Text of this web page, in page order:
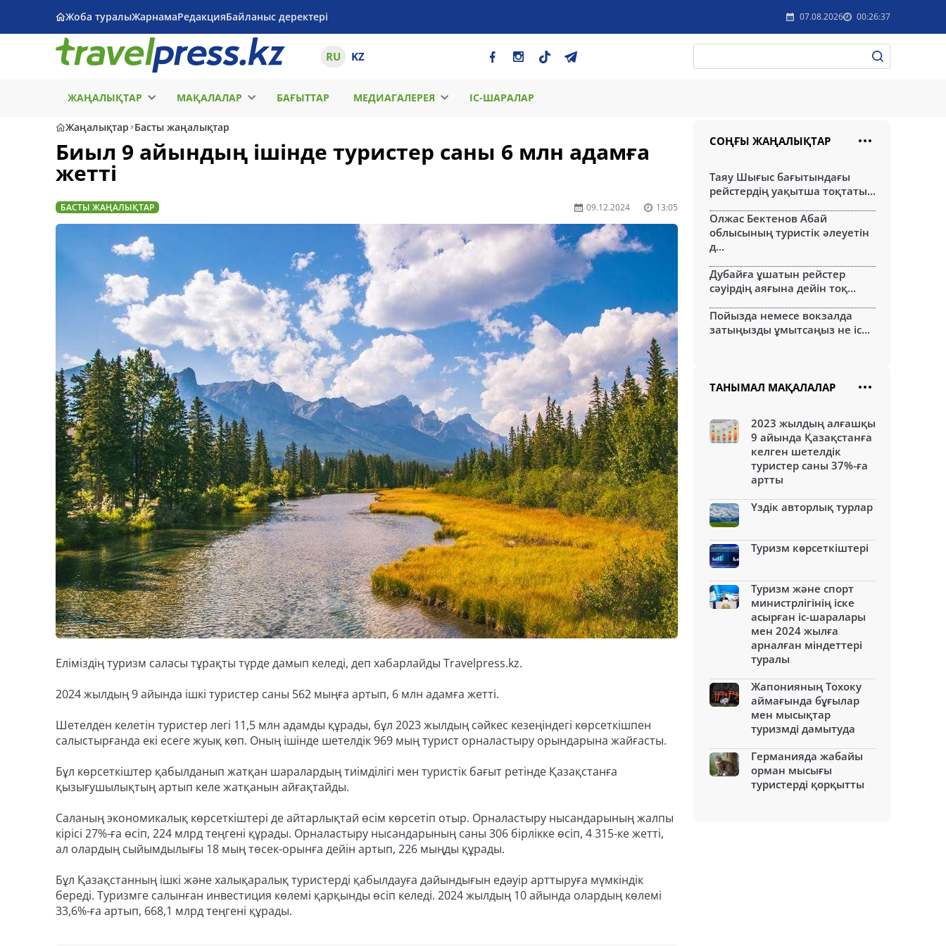
Жоба туралыЖарнамаРедакцияБайланыс деректері 07.08.2026 00:26:37
RU KZ
ЖАҢАЛЫҚТАР МАҚАЛАЛАР БАҒЫТТАР МЕДИАГАЛЕРЕЯ ІС-ШАРАЛАР
Жаңалықтар Басты жаңалықтар
Биыл 9 айындың ішінде туристер саны 6 млн адамға
жетті
БАСТЫ ЖАҢАЛЫҚТАР 09.12.2024 13:05
Еліміздің туризм саласы тұрақты түрде дамып келеді, деп хабарлайды Travelpress.kz.
2024 жылдың 9 айында ішкі туристер саны 562 мыңға артып, 6 млн адамға жетті.
Шетелден келетін туристер легі 11,5 млн адамды құрады, бұл 2023 жылдың сәйкес кезеңіндегі көрсеткішпен
салыстырғанда екі есеге жуық көп. Оның ішінде шетелдік 969 мың турист орналастыру орындарына жайғасты.
Бұл көрсеткіштер қабылданып жатқан шаралардың тиімділігі мен туристік бағыт ретінде Қазақстанға
қызығушылықтың артып келе жатқанын айғақтайды.
Саланың экономикалық көрсеткіштері де айтарлықтай өсім көрсетіп отыр. Орналастыру нысандарының жалпы
кірісі 27%-ға өсіп, 224 млрд теңгені құрады. Орналастыру нысандарының саны 306 бірлікке өсіп, 4 315-ке жетті,
ал олардың сыйымдылығы 18 мың төсек-орынға дейін артып, 226 мыңды құрады.
Бұл Қазақстанның ішкі және халықаралық туристерді қабылдауға дайындығын едәуір арттыруға мүмкіндік
береді. Туризмге салынған инвестиция көлемі қарқынды өсіп келеді. 2024 жылдың 10 айында олардың көлемі
33,6%-ға артып, 668,1 млрд теңгені құрады.
СОҢҒЫ ЖАҢАЛЫҚТАР
Таяу Шығыс бағытындағы
рейстердің уақытша тоқтаты...
Олжас Бектенов Абай
облысының туристік әлеуетін
д...
Дубайға ұшатын рейстер
сәуірдің аяғына дейін тоқ...
Пойызда немесе вокзалда
затыңызды ұмытсаңыз не іс...
ТАНЫМАЛ МАҚАЛАЛАР
2023 жылдың алғашқы
9 айында Қазақстанға
келген шетелдік
туристер саны 37%-ға
артты
Үздік авторлық турлар
Туризм көрсеткіштері
Туризм және спорт
министрлігінің іске
асырған іс-шаралары
мен 2024 жылға
арналған міндеттері
туралы
Жапонияның Тохоку
аймағында бұғылар
мен мысықтар
туризмді дамытуда
Германияда жабайы
орман мысығы
туристерді қорқытты